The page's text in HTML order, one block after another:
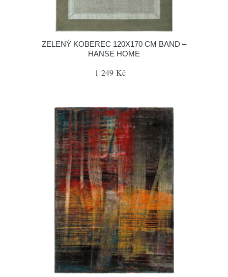
ZELENÝ KOBEREC 120X170 CM BAND –
HANSE HOME
1 249 Kč